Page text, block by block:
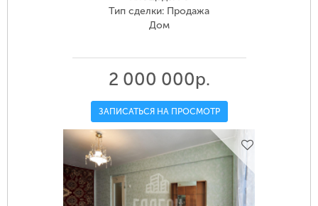
Тип сделки: Продажа
Дом
2 000 000р.
ЗАПИСАТЬСЯ НА ПРОСМОТР